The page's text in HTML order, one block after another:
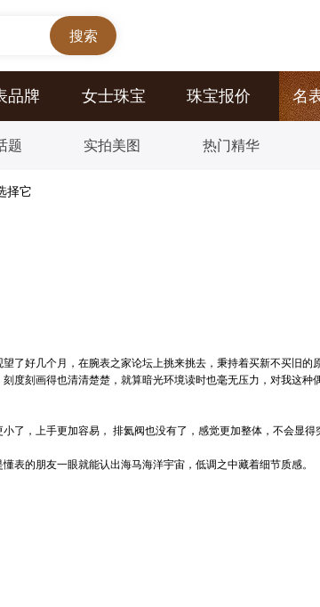
品牌 女士珠宝 珠宝报价 名
题 实拍美图 热门精华
择它
了好几个月，在腕表之家论坛上挑来挑去，秉持着买新不买旧
度刻画得也清清楚楚，就算暗光环境读时也毫无压力，对我这
，上手更加容易， 排氦阀也没有了，感觉更加整体，不会显得
表的朋友一眼就能认出海马海洋宇宙，低调之中藏着细节质感。